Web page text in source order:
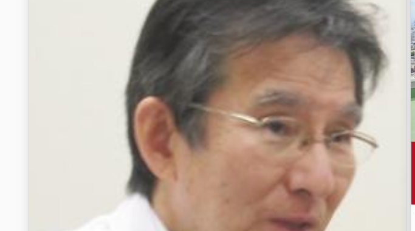
#レジナビフェア2026 #レジナビ #古賀総合病院 #臨床研修 #基幹型臨床研修病院 #基幹型研修
#初期研修 #研修医募集 #研修医 #病院見学 #医学生 #医学生応援 #研修病院情報 #医師のキャリ
ア形成 #医療系イベント #医学生交流 #医学生歓迎 #宮崎県 #宮崎市 #宮崎の医療 #地域医療
#ResidentNavi2026 #MedicalStudents #ResidencyProgram #ClinicalTraining
#TeachingHospital #Miyazaki #MiyazakiJapan #Healthcare